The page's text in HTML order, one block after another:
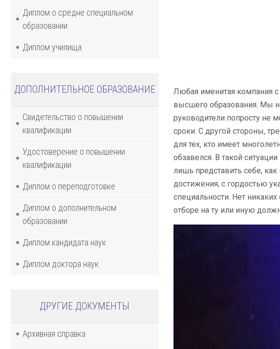
Диплом о средне специальном
образовании
Диплом училища
ДОПОЛНИТЕЛЬНОЕ ОБРАЗОВАНИЕ
Свидетельство о повышении
квалификации
Удостоверение о повышении
квалификации
Диплом о переподготовке
Диплом о дополнительном
образовании
Диплом кандидата наук
Диплом доктора наук
ДРУГИЕ ДОКУМЕНТЫ
Архивная справка
Любая именитая компания
высшего образования. Мы
руководители попросту не
сроки. С другой стороны,
для тех, кто имеет
обзавелся. В такой
лишь представить себе,
достижения, с гордостью
специальности. Нет
отборе на ту или иную